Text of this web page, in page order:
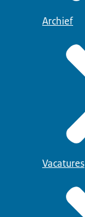
Archief
Vacatures